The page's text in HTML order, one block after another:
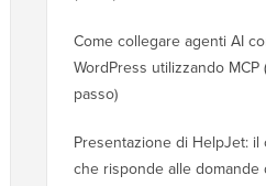
Come collegare agenti AI
WordPress utilizzando
passo)
Presentazione di HelpJet: il
che risponde alle domande